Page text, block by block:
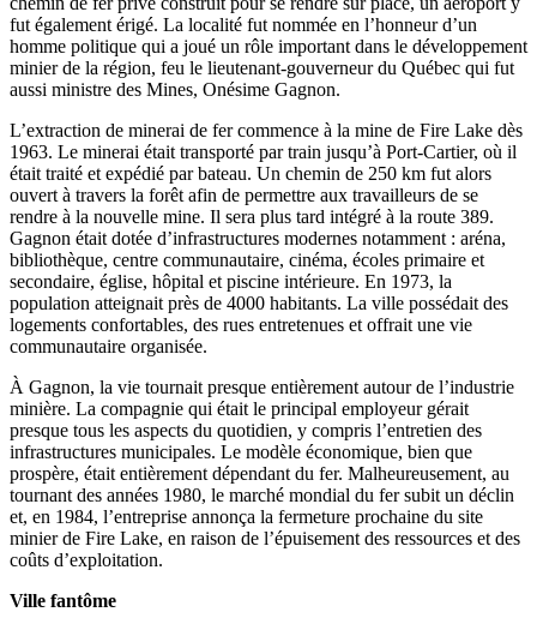
fut également érigé. La localité fut nommée en l’honneur d’un
homme politique qui a joué un rôle important dans le développement
minier de la région, feu le lieutenant-gouverneur du Québec qui fut
aussi ministre des Mines, Onésime Gagnon.
L’extraction de minerai de fer commence à la mine de Fire Lake dès
1963. Le minerai était transporté par train jusqu’à Port-Cartier, où il
était traité et expédié par bateau. Un chemin de 250 km fut alors
ouvert à travers la forêt afin de permettre aux travailleurs de se
rendre à la nouvelle mine. Il sera plus tard intégré à la route 389.
Gagnon était dotée d’infrastructures modernes notamment : aréna,
bibliothèque, centre communautaire, cinéma, écoles primaire et
secondaire, église, hôpital et piscine intérieure. En 1973, la
population atteignait près de 4000 habitants. La ville possédait des
logements confortables, des rues entretenues et offrait une vie
communautaire organisée.
À Gagnon, la vie tournait presque entièrement autour de l’industrie
minière. La compagnie qui était le principal employeur gérait
presque tous les aspects du quotidien, y compris l’entretien des
infrastructures municipales. Le modèle économique, bien que
prospère, était entièrement dépendant du fer. Malheureusement, au
tournant des années 1980, le marché mondial du fer subit un déclin
et, en 1984, l’entreprise annonça la fermeture prochaine du site
minier de Fire Lake, en raison de l’épuisement des ressources et des
coûts d’exploitation.
Ville fantôme